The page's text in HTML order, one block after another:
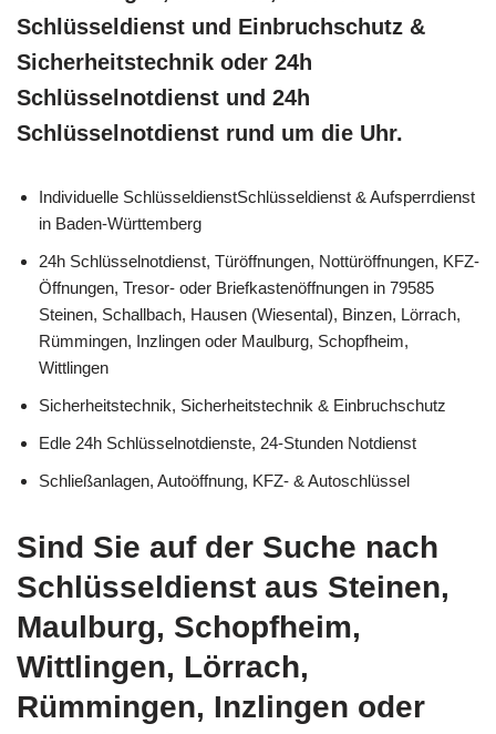
Schlüsseldienst und Einbruchschutz &
Sicherheitstechnik oder 24h
Schlüsselnotdienst und 24h
Schlüsselnotdienst rund um die Uhr.
Individuelle SchlüsseldienstSchlüsseldienst & Aufsperrdienst
in Baden-Württemberg
24h Schlüsselnotdienst, Türöffnungen, Nottüröffnungen, KFZ-
Öffnungen, Tresor- oder Briefkastenöffnungen in 79585
Steinen, Schallbach, Hausen (Wiesental), Binzen, Lörrach,
Rümmingen, Inzlingen oder Maulburg, Schopfheim,
Wittlingen
Sicherheitstechnik, Sicherheitstechnik & Einbruchschutz
Edle 24h Schlüsselnotdienste, 24-Stunden Notdienst
Schließanlagen, Autoöffnung, KFZ- & Autoschlüssel
Sind Sie auf der Suche nach
Schlüsseldienst aus Steinen,
Maulburg, Schopfheim,
Wittlingen, Lörrach,
Rümmingen, Inzlingen oder